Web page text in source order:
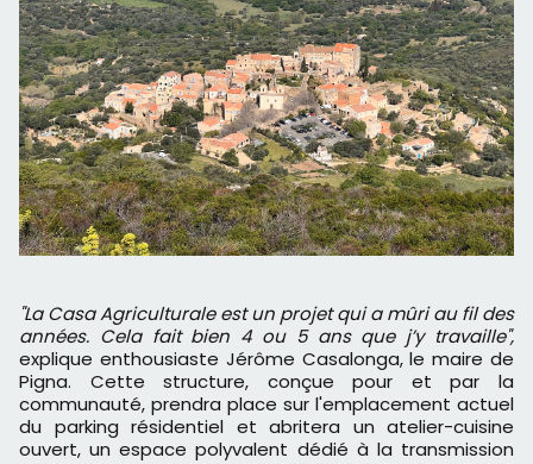
"La Casa Agriculturale est un projet qui a mûri au fil des
années. Cela fait bien 4 ou 5 ans que j’y travaille",
explique enthousiaste Jérôme Casalonga, le maire de
Pigna. Cette structure, conçue pour et par la
communauté, prendra place sur l'emplacement actuel
du parking résidentiel et abritera un atelier-cuisine
ouvert, un espace polyvalent dédié à la transmission